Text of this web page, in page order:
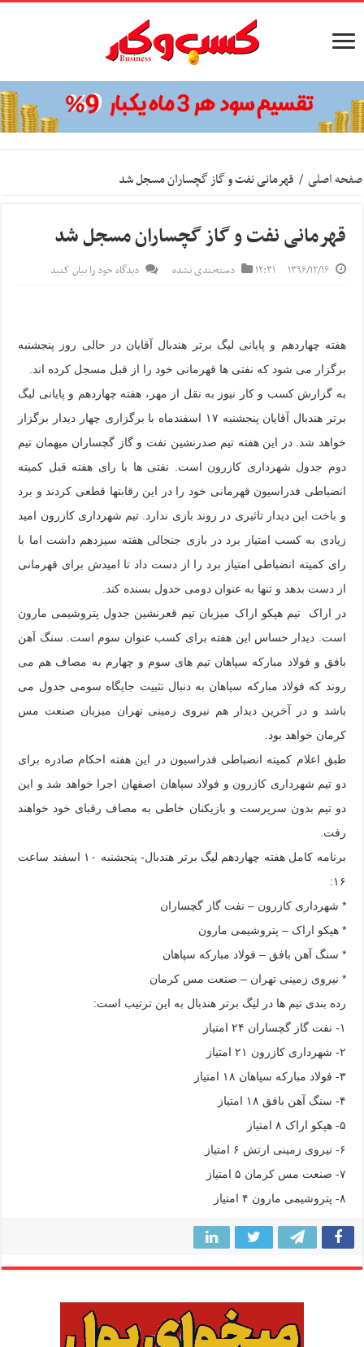
صفحه اصلی / قهرمانی نفت و گاز گچساران مسجل شد
قهرمانی نفت و گاز گچساران مسجل شد
۱۳۹۶/۱۲/۱۶ ۱۲:۳۱ دسته‌بندی نشده دیدگاه خود را بیان کنید
هفته چهاردهم و پایانی لیگ برتر هندبال آقایان در حالی روز پنجشنبه
برگزار می شود که نفتی ها قهرمانی خود را از قبل مسجل کرده اند.
به گزارش کسب و کار نیوز به نقل از مهر، هفته چهاردهم و پایانی لیگ
برتر هندبال آقایان پنجشنبه ۱۷ اسفندماه با برگزاری چهار دیدار برگزار
خواهد شد. در این هفته تیم صدرنشین نفت و گاز گچساران میهمان تیم
دوم جدول شهرداری کازرون است. نفتی ها با رای هفته قبل کمیته
انضباطی فدراسیون قهرمانی خود را در این رقابتها قطعی کردند و برد
و باخت این دیدار تاثیری در روند بازی ندارد. تیم شهرداری کازرون امید
زیادی به کسب امتیاز برد در بازی جنجالی هفته سیزدهم داشت اما با
رای کمیته انضباطی امتیاز برد را از دست داد تا امیدش برای قهرمانی
از دست بدهد و تنها به عنوان دومی حدول بسنده کند.
در اراک تیم هپکو اراک میزبان تیم قعرنشین جدول پتروشیمی مارون
است. دیدار حساس این هفته برای کسب عنوان سوم است. سنگ آهن
بافق و فولاد مبارکه سپاهان تیم های سوم و چهارم به مصاف هم می
روند که فولاد مبارکه سپاهان به دنبال تثبیت جایگاه سومی جدول می
باشد و در آخرین دیدار هم نیروی زمینی تهران میزبان صنعت مس
کرمان خواهد بود.
طبق اعلام کمیته انضباطی فدراسیون در این هفته احکام صادره برای
دو تیم شهرداری کازرون و فولاد سپاهان اصفهان اجرا خواهد شد و این
دو تیم بدون سرپرست و بازیکنان خاطی به مصاف رقبای خود خواهند
رفت.
برنامه کامل هفته چهاردهم لیگ برتر هندبال- پنجشنبه ۱۰ اسفند ساعت
۱۶:
* شهرداری کازرون – نفت گاز گچساران
* هپکو اراک – پتروشیمی مارون
* سنگ آهن بافق – فولاد مبارکه سپاهان
* نیروی زمینی تهران – صنعت مس کرمان
رده ‌بندی تیم‌ ها در لیگ برتر هندبال به این ترتیب است:
۱- نفت گاز گچساران ۲۴ امتیاز
۲- شهرداری کازرون ۲۱ امتیاز
۳- فولاد مبارکه سپاهان ۱۸ امتیاز
۴- سنگ آهن بافق ۱۸ امتیاز
۵- هپکو اراک ۸ امتیاز
۶- نیروی زمینی ارتش ۶ امتیاز
۷- صنعت مس کرمان ۵ امتیاز
۸- پتروشیمی مارون ۴ امتیاز